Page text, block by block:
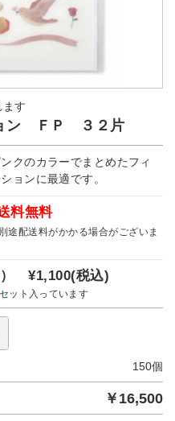
す
ン ＦＰ ３２片
クのカラーでまとめたフィ
ョンに最適です。
料無料
配送料がかかる場合がございま
）¥1,100(税込)
セット入っています
150個
￥ 16,500